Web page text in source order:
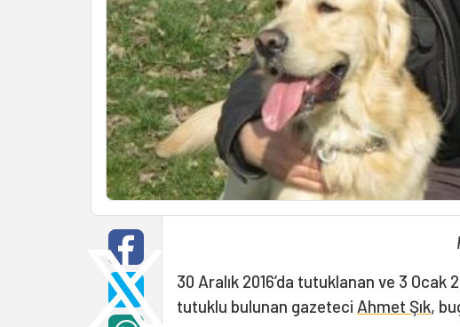
30 Aralık 2016’da tutuklanan ve 3 Ocak
tutuklu bulunan gazeteci Ahmet Şık,